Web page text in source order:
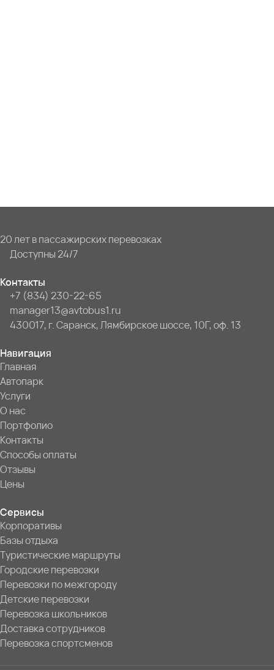
20 лет в пассажирских перевозках
Доступны 24/7
Контакты
+7 (834) 230-22-65
manager13@avtobus1.ru
430017, г. Саранск, Лямбирское шоссе, 10Г, оф. 13
Навигация
Главная
Автопарк
Услуги
О нас
Портфолио
Контакты
Способы оплаты
Отзывы
Цены
Сервисы
Корпоративы
Базы отдыха
Туристические маршруты
Городские перевозки
Перевозки по межгороду
Детские перевозки
Перевозка школьников
Доставка сотрудников
Перевозка спортсменов